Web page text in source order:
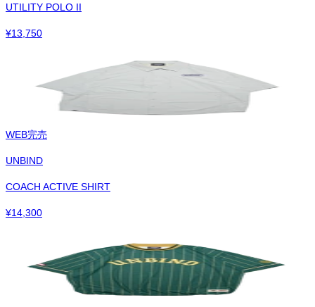
UTILITY POLO II
¥13,750
WEB完売
UNBIND
COACH ACTIVE SHIRT
¥14,300